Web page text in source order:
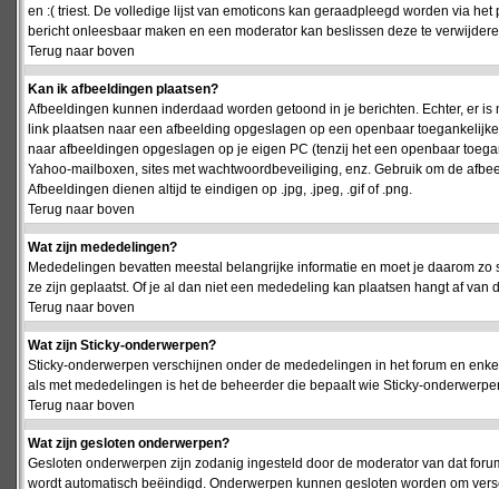
en :( triest. De volledige lijst van emoticons kan geraadpleegd worden via
bericht onleesbaar maken en een moderator kan beslissen deze te
Terug naar boven
Kan ik afbeeldingen plaatsen?
Afbeeldingen kunnen inderdaad worden getoond in je berichten. Echter, er
link plaatsen naar een afbeelding opgeslagen op een openbaar
naar afbeeldingen opgeslagen op je eigen PC (tenzij het een openbaar
Yahoo-mailboxen, sites met wachtwoordbeveiliging, enz. Gebruik om de
Afbeeldingen dienen altijd te eindigen op .jpg, .jpeg, .gif of .png.
Terug naar boven
Wat zijn mededelingen?
Mededelingen bevatten meestal belangrijke informatie en moet je daarom
ze zijn geplaatst. Of je al dan niet een mededeling kan plaatsen hangt af
Terug naar boven
Wat zijn Sticky-onderwerpen?
Sticky-onderwerpen verschijnen onder de mededelingen in het forum en
als met mededelingen is het de beheerder die bepaalt wie Sticky-
Terug naar boven
Wat zijn gesloten onderwerpen?
Gesloten onderwerpen zijn zodanig ingesteld door de moderator van dat
wordt automatisch beëindigd. Onderwerpen kunnen gesloten worden om